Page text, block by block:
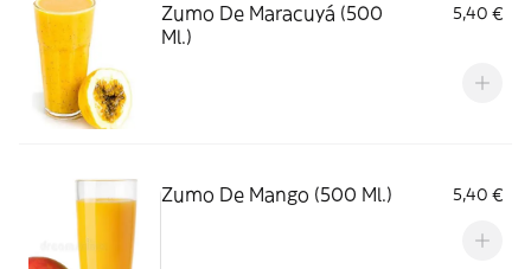
Zumo De Maracuyá (500
Ml.)
5,40 €
Zumo De Mango (500 Ml.) 5,40 €